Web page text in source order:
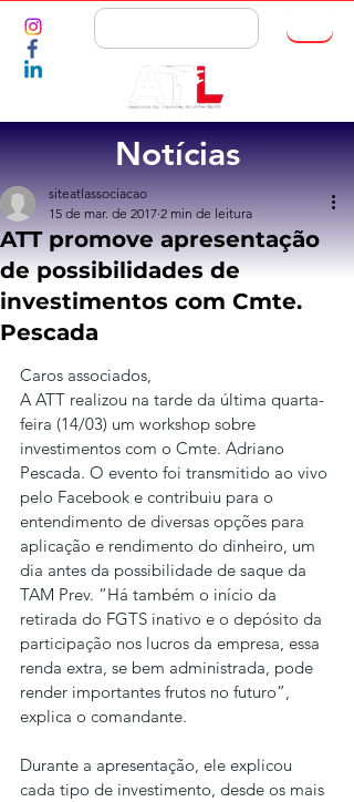
Notícias
ATT promove apresentação
de possibilidades de
investimentos com Cmte.
Pescada
siteatlassociacao
15 de mar. de 2017 2 min de leitura
Caros associados,
A ATT realizou na tarde da última quarta-
feira (14/03) um workshop sobre
investimentos com o Cmte. Adriano
Pescada. O evento foi transmitido ao vivo
pelo Facebook e contribuiu para o
entendimento de diversas opções para
aplicação e rendimento do dinheiro, um
dia antes da possibilidade de saque da
TAM Prev. “Há também o início da
retirada do FGTS inativo e o depósito da
participação nos lucros da empresa, essa
renda extra, se bem administrada, pode
render importantes frutos no futuro”,
explica o comandante.
Durante a apresentação, ele explicou
cada tipo de investimento, desde os mais